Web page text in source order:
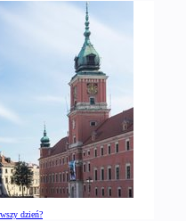
dzień?